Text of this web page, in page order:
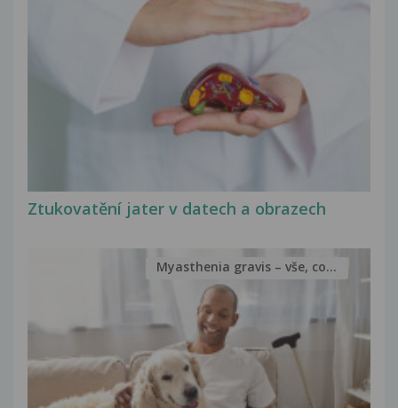
Ztukovatění jater v datech a obrazech
Myasthenia gravis – vše, co...